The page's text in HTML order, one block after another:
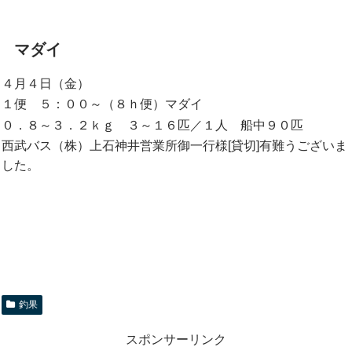
マダイ
４月４日（金）
１便 ５：００～（８ｈ便）マダイ
０．８～３．２ｋｇ ３～１６匹／１人 船中９０匹
西武バス（株）上石神井営業所御一行様[貸切]有難うございま
した。
釣果
スポンサーリンク